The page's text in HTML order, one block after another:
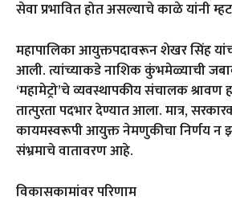
सेवा प्रभावित होत असल्याचे काळे यांनी
महापालिका आयुक्तपदावरून शेखर सिंह
आली. त्यांच्याकडे नाशिक कुंभमेळ्याची
‘महामेट्रो’चे व्यवस्थापकीय संचालक श्रावण
तात्पुरता पदभार देण्यात आला. मात्र,
कायमस्वरूपी आयुक्त नेमणुकीचा निर्णय न
संभ्रमाचे वातावरण आहे.
विकासकामांवर परिणाम